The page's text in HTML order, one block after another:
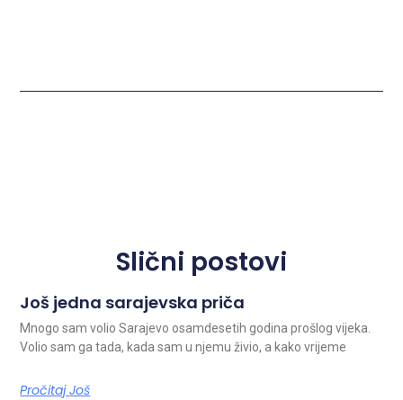
Slični postovi
Još jedna sarajevska priča
Mnogo sam volio Sarajevo osamdesetih godina prošlog vijeka.
Volio sam ga tada, kada sam u njemu živio, a kako vrijeme
Pročitaj Još